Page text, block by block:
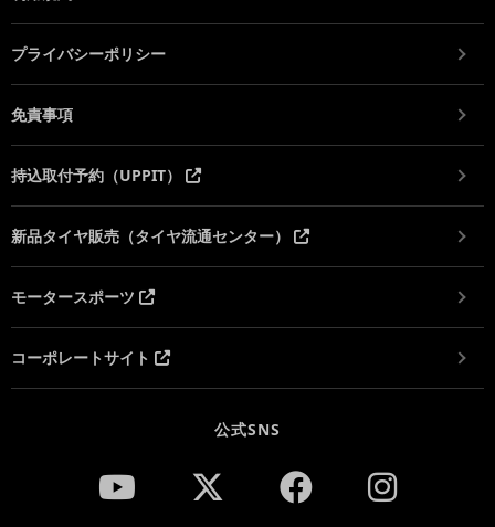
プライバシーポリシー
免責事項
持込取付予約（UPPIT）
新品タイヤ販売（タイヤ流通センター）
モータースポーツ
コーポレートサイト
公式SNS